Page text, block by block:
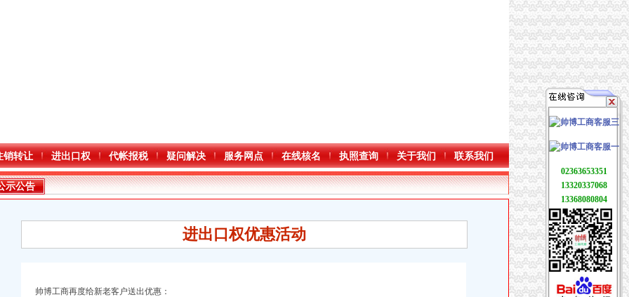
销转让 进出口权 代帐报税 疑问解决 服务网点 在线核名 执照查询 关于我们 联系我们
示公告
进出口权优惠活动
帅博工商再度给新老客户送出优惠：
02363653351
13320337068
13368080804